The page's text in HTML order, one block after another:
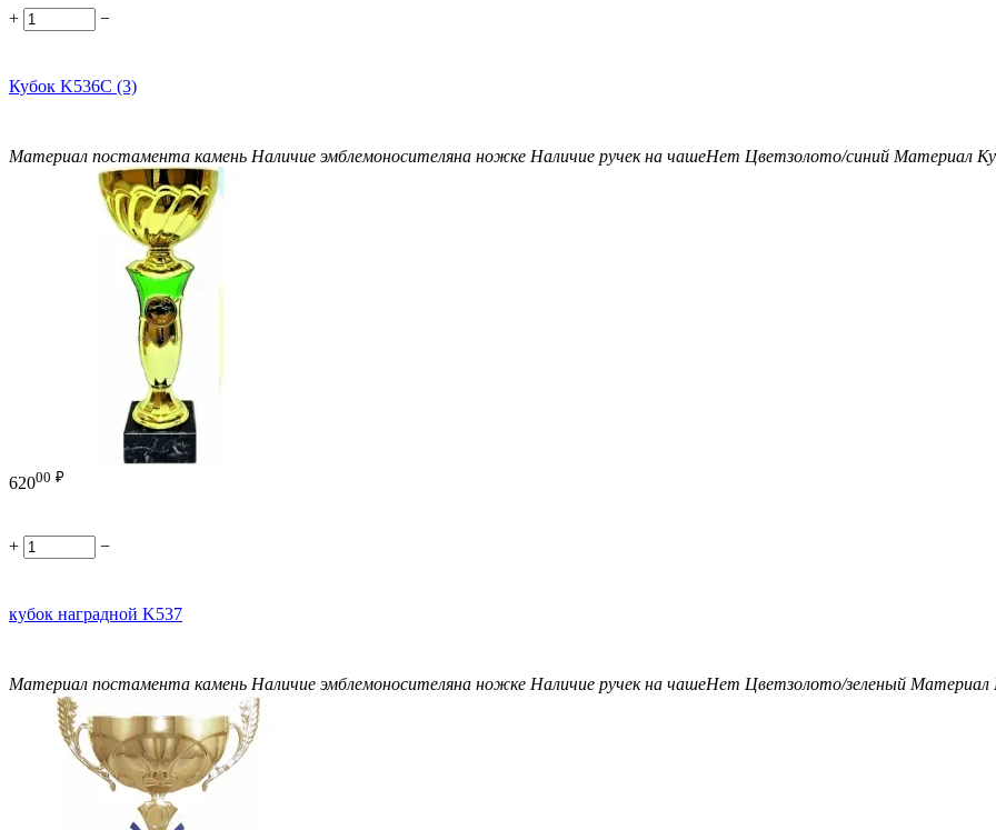
+ −
Кубок K536C (3)
Материал постамента камень Наличие эмблемоносителяна ножке Наличие ручек на чашеНет Цветзолото/синий Материал
62000 ₽
+ −
кубок наградной K537
Материал постамента камень Наличие эмблемоносителяна ножке Наличие ручек на чашеНет Цветзолото/зеленый Материал